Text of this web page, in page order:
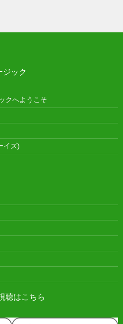
ジック
クへようこそ
イズ)
聴はこちら